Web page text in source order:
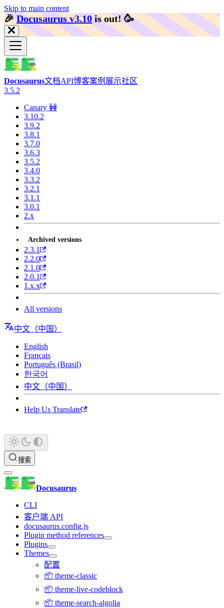
Skip to main content
🎉️Docusaurus v3.10 is out! 🥳️
Docusaurus文档API博客案例展示社区
3.5.2
Canary 🚧
3.10.2
3.9.2
3.8.1
3.7.0
3.6.3
3.5.2
3.4.0
3.3.2
3.2.1
3.1.1
3.0.1
2.x
Archived versions
2.3.1
2.2.0
2.1.0
2.0.1
1.x.x
All versions
中文（中国）
English
Français
Português (Brasil)
한국어
中文（中国）
Help Us Translate
搜索
Docusaurus
CLI
客户端 API
docusaurus.config.js
Plugin method references
Plugins
Themes
配置
📦 theme-classic
📦 theme-live-codeblock
📦 theme-search-algolia